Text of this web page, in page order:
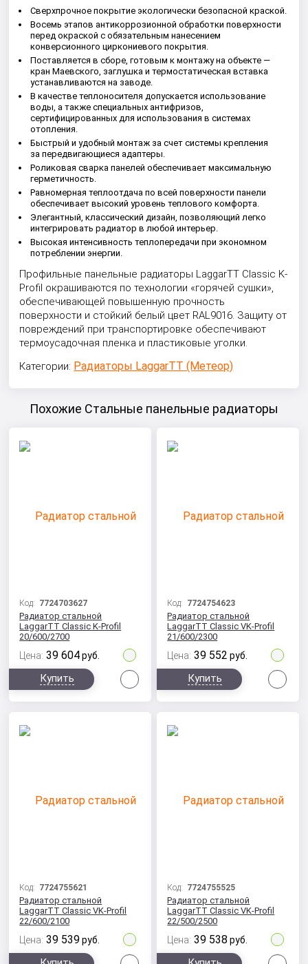
Сверхпрочное покрытие экологически безопасной краской.
Восемь этапов антикоррозионной обработки поверхности
перед окраской с обязательным нанесением
конверсионного циркониевого покрытия.
Поставляется в сборе, готовым к монтажу на объекте —
кран Маевского, заглушка и термостатическая вставка
устанавливаются на заводе.
В качестве теплоносителя допускается использование
воды, а также специальных антифризов,
сертифицированных для использования в системах
отопления.
Быстрый и удобный монтаж за счет системы крепления
за передвигающиеся адаптеры.
Роликовая сварка панелей обеспечивает максимальную
герметичность.
Равномерная теплоотдача по всей поверхности панели
обеспечивает высокий уровень теплового комфорта.
Элегантный, классический дизайн, позволяющий легко
интегрировать радиатор в любой интерьер.
Высокая интенсивность теплопередачи при экономном
потреблении энергии.
Профильные панельные радиаторы LaggarTT Classic K-
Profil окрашиваются по технологии «горячей сушки»,
обеспечивающей повышенную прочность
поверхности и стойкий белый цвет RAL9016. Защиту от
повреждений при транспортировке обеспечивают
термоусадочная пленка и пластиковые уголки.
Категории: Радиаторы LaggarTT (Метеор)
Похожие Стальные панельные радиаторы
Код: 7724703627
Радиатор стальной
LaggarTT Classic K-Profil
20/600/2700
Цена: 39 604 руб.
Купить
Код: 7724754623
Радиатор стальной
LaggarTT Classic VK-Profil
21/600/2300
Цена: 39 552 руб.
Купить
Код: 7724755621
Радиатор стальной
LaggarTT Classic VK-Profil
22/600/2100
Цена: 39 539 руб.
Код: 7724755525
Радиатор стальной
LaggarTT Classic VK-Profil
22/500/2500
Цена: 39 538 руб.